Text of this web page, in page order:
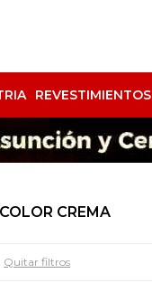
REVESTIMIENTOS
CREMA
Quitar filtros